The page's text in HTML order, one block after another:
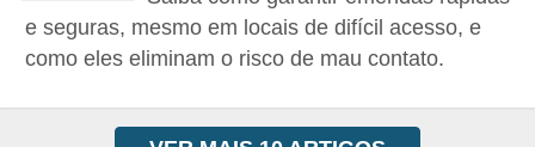
e seguras, mesmo em locais de difícil acesso, e
como eles eliminam o risco de mau contato.
m
v